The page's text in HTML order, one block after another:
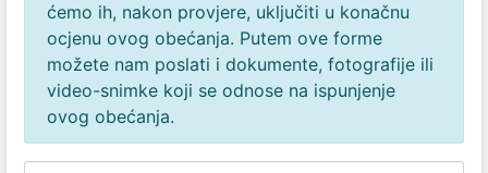
ćemo ih, nakon provjere, uključiti u konačnu
ocjenu ovog obećanja. Putem ove forme
možete nam poslati i dokumente, fotografije ili
video-snimke koji se odnose na ispunjenje
ovog obećanja.